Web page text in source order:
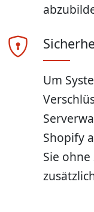
Um
Shopify
Sie